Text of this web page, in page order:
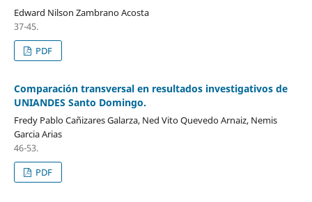
Edward Nilson Zambrano Acosta
37-45.
PDF
Comparación transversal en resultados investigativos de
UNIANDES Santo Domingo.
Fredy Pablo Cañizares Galarza, Ned Vito Quevedo Arnaiz, Nemis
Garcia Arias
46-53.
PDF